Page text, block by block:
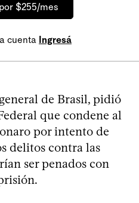
$255/mes
cuenta Ingresá
de Brasil, pidió
que condene al
por intento de
delitos contra las
ser penados con